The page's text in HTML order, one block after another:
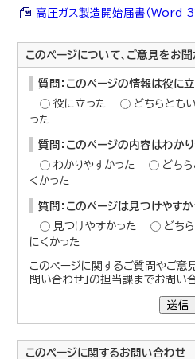
高圧ガス製造開始届書（Word
このページについて、ご意見をお
質問：このページの情報は役に
役に立った
どちらとも
った
質問：このページの内容はわか
わかりやすかった
どち
くかった
質問：このページは見つけやす
見つけやすかった
どち
にくかった
このページに関するご質問やご意
問い合わせ」の担当課までお問い
送信
このページに関するお問い合わせ